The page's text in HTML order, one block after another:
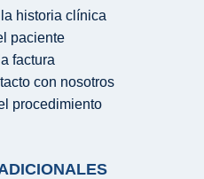
historia clínica
paciente
factura
con nosotros
procedimiento